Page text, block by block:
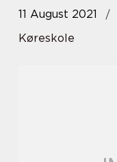
11 August 2021
Køreskole